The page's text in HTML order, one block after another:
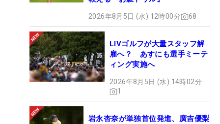
2026年8月5日 (水) 12時00分 68
LIVゴルフが大量スタッフ解
雇へ？ あすにも選手ミーテ
ィング実施へ
2026年8月5日 (水) 14時02分
1
岩永杏奈が単独首位発進、廣吉優梨